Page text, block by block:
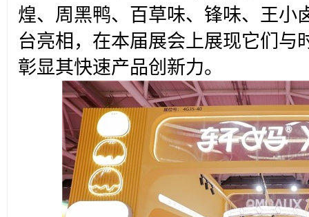
煌、周黑鸭、百草味、锋味、王小
台亮相，在本届展会上展现它们与
彰显其快速产品创新力。